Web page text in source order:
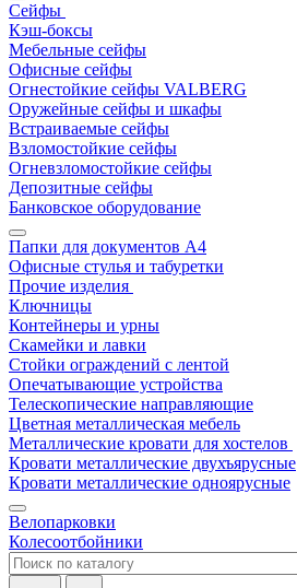
Сейфы
Кэш-боксы
Мебельные сейфы
Офисные сейфы
Огнестойкие сейфы VALBERG
Оружейные сейфы и шкафы
Встраиваемые сейфы
Взломостойкие сейфы
Огневзломостойкие сейфы
Депозитные сейфы
Банковское оборудование
Папки для документов A4
Офисные стулья и табуретки
Прочие изделия
Ключницы
Контейнеры и урны
Скамейки и лавки
Стойки ограждений с лентой
Опечатывающие устройства
Телескопические направляющие
Цветная металлическая мебель
Металлические кровати для хостелов
Кровати металлические двухъярусные
Кровати металлические одноярусные
Велопарковки
Колесоотбойники